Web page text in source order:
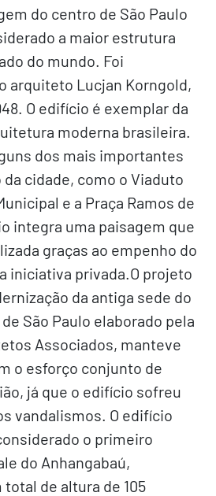
do centro de São Paulo
a maior estrutura
do mundo. Foi
arquiteto Lucjan Korngold,
O edifício é exemplar da
moderna brasileira.
dos mais impor­tantes
cidade, como o Viaduto
e a Praça Ramos de
integra uma paisagem que
graças ao empenho do
iniciativa privada.O projeto
da antiga sede do
São Paulo elaborado pela
Associados, manteve
o esforço conjunto de
já que o edifício sofreu
vandalismos. O edifício
o primeiro
do Anhangabaú,
de altura de 105